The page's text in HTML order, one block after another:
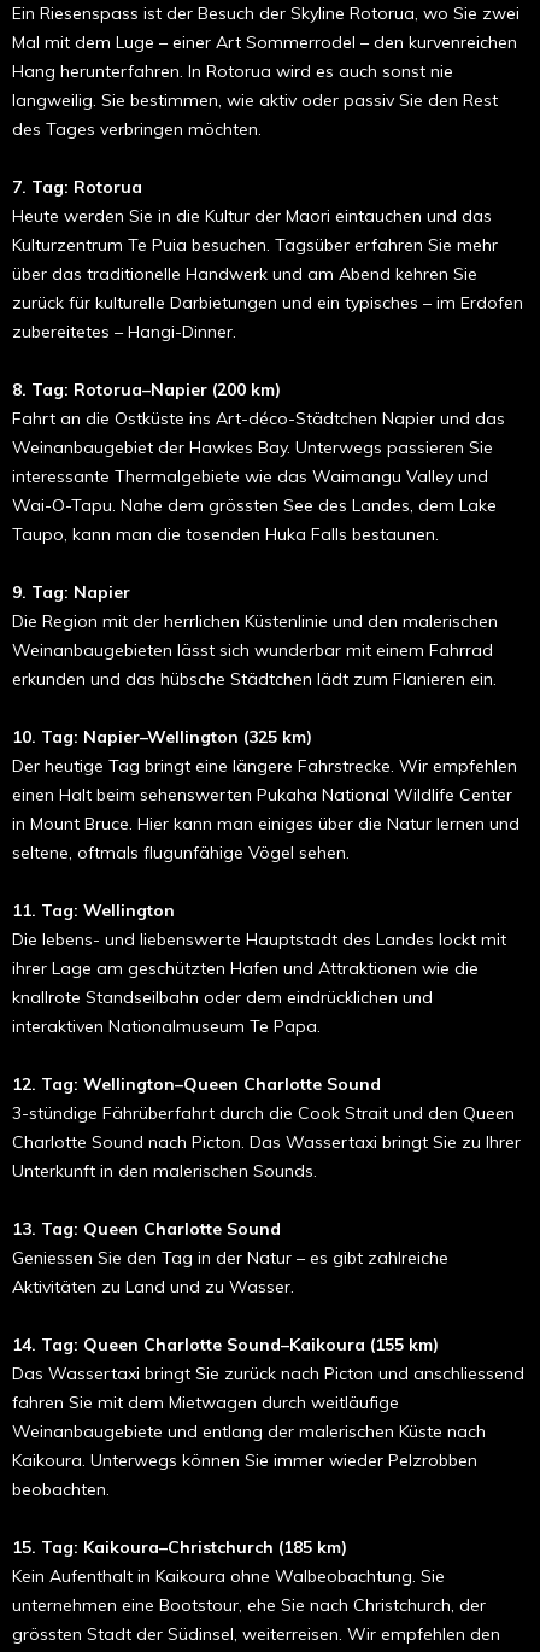
Ein Riesenspass ist der Besuch der Skyline Rotorua, wo Sie zwei
Mal mit dem Luge – einer Art Sommerrodel – den kurvenreichen
Hang herunterfahren. In Rotorua wird es auch sonst nie
langweilig. Sie bestimmen, wie aktiv oder passiv Sie den Rest
des Tages verbringen möchten.
7. Tag: Rotorua
Heute werden Sie in die Kultur der Maori eintauchen und das
Kulturzentrum Te Puia besuchen. Tagsüber erfahren Sie mehr
über das traditionelle Handwerk und am Abend kehren Sie
zurück für kulturelle Darbietungen und ein typisches – im Erdofen
zubereitetes – Hangi-Dinner.
8. Tag: Rotorua–Napier (200 km)
Fahrt an die Ostküste ins Art-déco-Städtchen Napier und das
Weinanbaugebiet der Hawkes Bay. Unterwegs passieren Sie
interessante Thermalgebiete wie das Waimangu Valley und
Wai-O-Tapu. Nahe dem grössten See des Landes, dem Lake
Taupo, kann man die tosenden Huka Falls bestaunen.
9. Tag: Napier
Die Region mit der herrlichen Küstenlinie und den malerischen
Weinanbaugebieten lässt sich wunderbar mit einem Fahrrad
erkunden und das hübsche Städtchen lädt zum Flanieren ein.
10. Tag: Napier–Wellington (325 km)
Der heutige Tag bringt eine längere Fahrstrecke. Wir empfehlen
einen Halt beim sehenswerten Pukaha National Wildlife Center
in Mount Bruce. Hier kann man einiges über die Natur lernen und
seltene, oftmals flugunfähige Vögel sehen.
11. Tag: Wellington
Die lebens- und liebenswerte Hauptstadt des Landes lockt mit
ihrer Lage am geschützten Hafen und Attraktionen wie die
knallrote Standseilbahn oder dem eindrücklichen und
interaktiven Nationalmuseum Te Papa.
12. Tag: Wellington–Queen Charlotte Sound
3-stündige Fährüberfahrt durch die Cook Strait und den Queen
Charlotte Sound nach Picton. Das Wassertaxi bringt Sie zu Ihrer
Unterkunft in den malerischen Sounds.
13. Tag: Queen Charlotte Sound
Geniessen Sie den Tag in der Natur – es gibt zahlreiche
Aktivitäten zu Land und zu Wasser.
14. Tag: Queen Charlotte Sound–Kaikoura (155 km)
Das Wassertaxi bringt Sie zurück nach Picton und anschliessend
fahren Sie mit dem Mietwagen durch weitläufige
Weinanbaugebiete und entlang der malerischen Küste nach
Kaikoura. Unterwegs können Sie immer wieder Pelzrobben
beobachten.
15. Tag: Kaikoura–Christchurch (185 km)
Kein Aufenthalt in Kaikoura ohne Walbeobachtung. Sie
unternehmen eine Bootstour, ehe Sie nach Christchurch, der
grössten Stadt der Südinsel, weiterreisen. Wir empfehlen den